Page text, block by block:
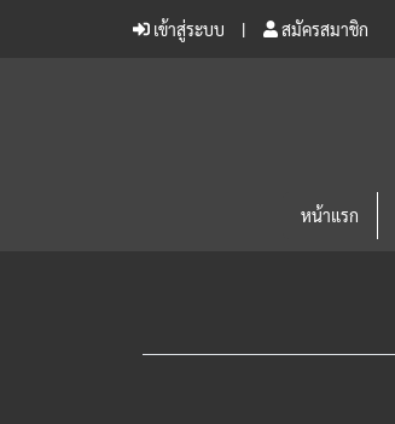
เข้าสู่ระบบ สมัครสมาชิก
หน้าแรก